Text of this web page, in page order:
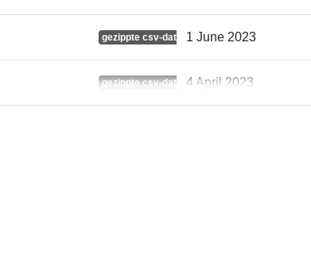
gezippte csv-dateien1 June 2023
gezippte csv-dateien4 April 2023